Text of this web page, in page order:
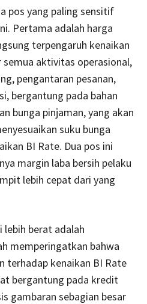
pos yang paling sensitif
Pertama adalah harga
terpengaruh kenaikan
aktivitas operasional,
pengantaran pesanan,
bergantung pada bahan
bunga pinjaman, yang akan
suku bunga
BI Rate. Dua pos ini
margin laba bersih pelaku
lebih cepat dari yang
lebih berat adalah
memperingatkan bahwa
terhadap kenaikan BI Rate
bergantung pada kredit
gambaran sebagian besar